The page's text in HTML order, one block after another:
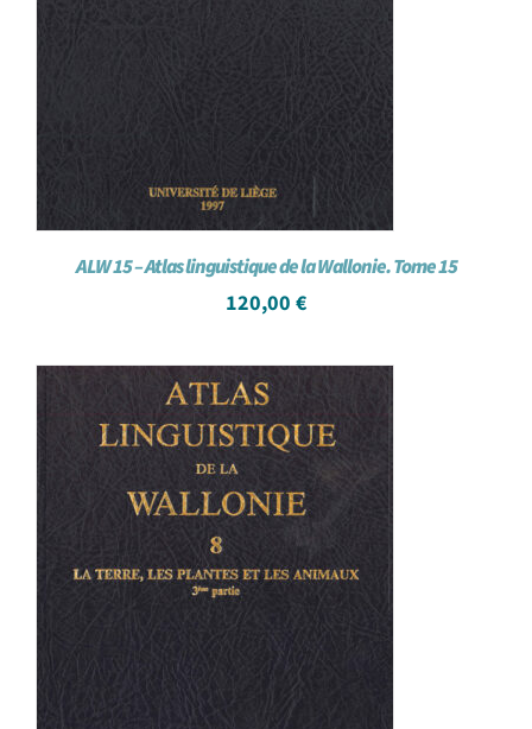
ALW 15 – Atlas linguistique de la Wallonie. Tome 15
120,00 €